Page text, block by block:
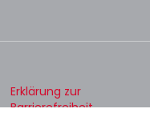
Erklärung zur
Barrierefreiheit